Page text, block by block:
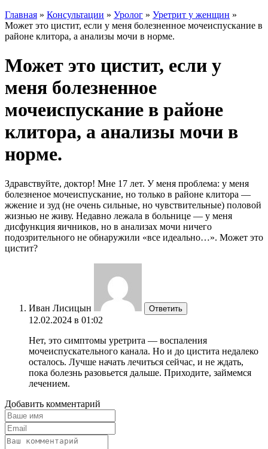
Главная » Консультации » Уролог » Уретрит у женщин »
Может это цистит, если у меня болезненное мочеиспускание в
районе клитора, а анализы мочи в норме.
Может это цистит, если у
меня болезненное
мочеиспускание в районе
клитора, а анализы мочи в
норме.
Здравствуйте, доктор! Мне 17 лет. У меня проблема: у меня
болезненое мочеиспускание, но только в районе клитора —
жжение и зуд (не очень сильные, но чувствительные) половой
жизнью не живу. Недавно лежала в больнице — у меня
дисфункция яичников, но в анализах мочи ничего
подозрительного не обнаружили «все идеально…». Может это
цистит?
Иван Лисицын Ответить
12.02.2024 в 01:02
Нет, это симптомы уретрита — воспаления
мочеиспускательного канала. Но и до цистита недалеко
осталось. Лучше начать лечиться сейчас, и не ждать,
пока болезнь разовьется дальше. Приходите, займемся
лечением.
Добавить комментарий